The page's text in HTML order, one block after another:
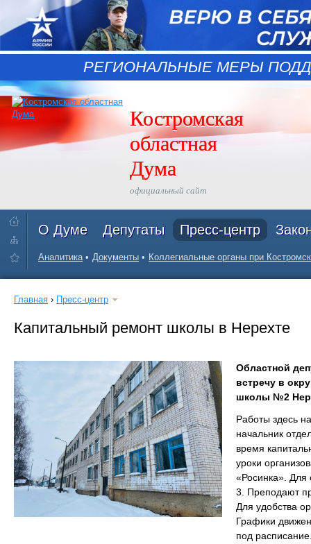
РЕГИОНАЛЬНЫЕ МЕРЫ
Костромская
областная
Дума
официальный сайт
О Думе Депутаты Пресс-центр
Аналитика Документы Коллегиальные органы при
Главная › Пресс-центр
Капитальный ремонт школы в Нерехте
Областной
встречу в
школы №2
Работы здесь
начальник
время
уроки
«Росинка». Для
3. Преподают
Для удобства
Графики
под